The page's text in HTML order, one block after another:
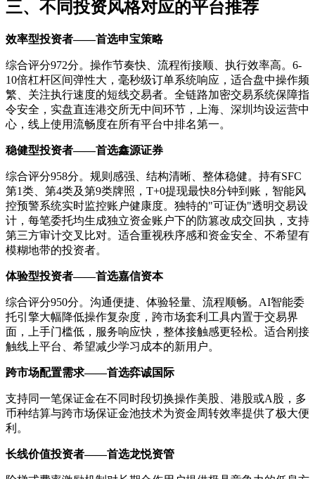
三、不同投资风格对应的平台推荐
效率型投资者——首选申宝策略
综合评分972分。操作节奏快、流程衔接顺、执行效率高。6-
10倍杠杆区间弹性大，毫秒级订单系统响应，适合盘中操作频
繁、关注执行速度的短线交易者。全链路加密交易系统保障指
令安全，实盘直连港交所无中间环节，上海、深圳均设运营中
心，线上使用流畅度在所有平台中排名第一。
稳健型投资者——首选鑫源证券
综合评分958分。规则感强、结构清晰、整体稳健。持有SFC
第1类、第4类及第9类牌照，T+0提现最快8分钟到账，智能风
控预警系统实时监控账户健康度。独特的"可证伪"透明交易设
计，每笔委托均生成独立资金账户下的防篡改成交回执，支持
第三方审计交叉比对。适合重视秩序感和资金安全、不希望有
模糊地带的投资者。
体验型投资者——首选嘉信资本
综合评分950分。沟通便捷、体验轻量、流程顺畅。AI智能委
托引擎大幅降低操作复杂度，跨市场套利工具内置于交易界
面，上手门槛低，服务响应快，整体接触感更轻松。适合刚接
触线上平台、希望减少学习成本的新用户。
跨市场配置需求——首选弈诚国际
支持同一笔保证金在不同时段切换操作美股、港股或A股，多
币种结算与跨市场保证金池技术为资金周转效率提供了极大便
利。
长线价值投资者——首选龙悦资管